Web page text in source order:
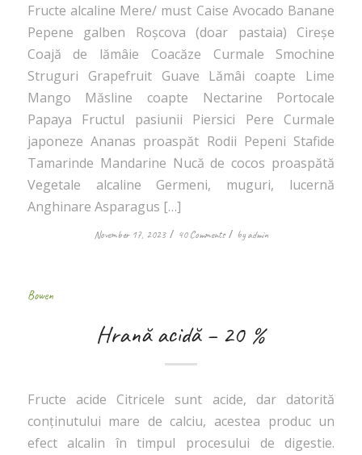
Fructe alcaline Mere/ must Caise Avocado Banane
Pepene galben Roșcova (doar pastaia) Cireșe
Coajă de lămâie Coacăze Curmale Smochine
Struguri Grapefruit Guave Lămâi coapte Lime
Mango Măsline coapte Nectarine Portocale
Papaya Fructul pasiunii Piersici Pere Curmale
japoneze Ananas proaspăt Rodii Pepeni Stafide
Tamarinde Mandarine Nucă de cocos proaspătă
Vegetale alcaline Germeni, muguri, lucernă
Anghinare Asparagus […]
November 17, 2023 / 40 Comments / byadmin
Bowen
Hrană acidă – 20 %
Fructe acide Citricele sunt acide, dar datorită
conținutului mare de calciu, acestea produc un
efect alcalin în timpul procesului de digestie.